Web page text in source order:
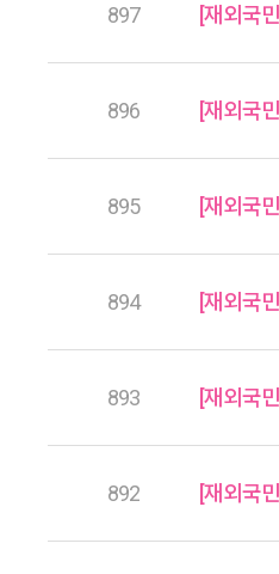
897 [재외국
896 [재외국
895 [재외국
894 [재외국
893 [재외국
892 [재외국